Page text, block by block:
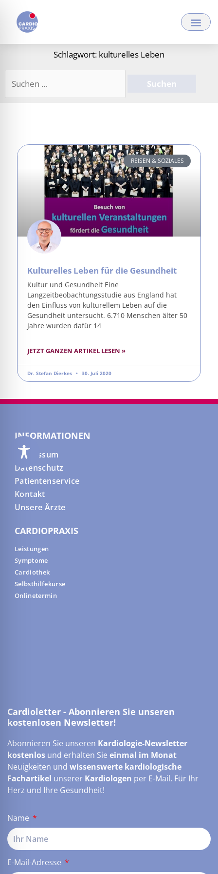
Inhalt
springen
Schlagwort: kulturelles Leben
REISEN & SOZIALES
Kulturelles Leben für die Gesundheit
Kultur und Gesundheit Eine
Langzeitbeobachtungsstudie aus England hat
den Einfluss von kulturellem Leben auf die
Gesundheit untersucht. 6.710 Menschen älter 50
Jahre wurden dafür 14
JETZT GANZEN ARTIKEL LESEN »
Dr. Stefan Dierkes 30. Juli 2020
INFORMATIONEN
Impressum
Datenschutz
Patientenservice
Kontakt
Unsere Ärzte
CARDIOPRAXIS
Leistungen
Symptome
Cardiothek
Selbsthilfekurse
Onlinetermin
Cardioletter - Abonnieren Sie unseren
kostenlosen Newsletter!
Abonnieren Sie unseren Kardiologie-Newsletter
kostenlos und erhalten Sie einmal im Monat
Neuigkeiten und wissenswerte kardiologische
Fachartikel unserer Kardiologen per E-Mail. Für Ihr
Herz und Ihre Gesundheit!
Name
E-Mail-Adresse